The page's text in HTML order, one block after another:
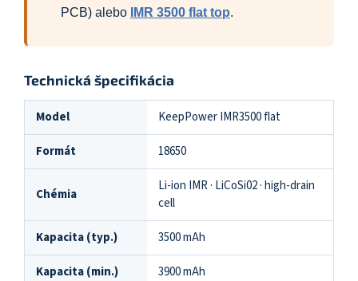
PCB) alebo
IMR 3500 flat top.
Technická špecifikácia
Model KeepPower IMR3500 flat
Formát 18650
Chémia
Li-ion IMR · LiCoSi02 · high-drain
cell
Kapacita (typ.) 3500 mAh
Kapacita (min.) 3900 mAh